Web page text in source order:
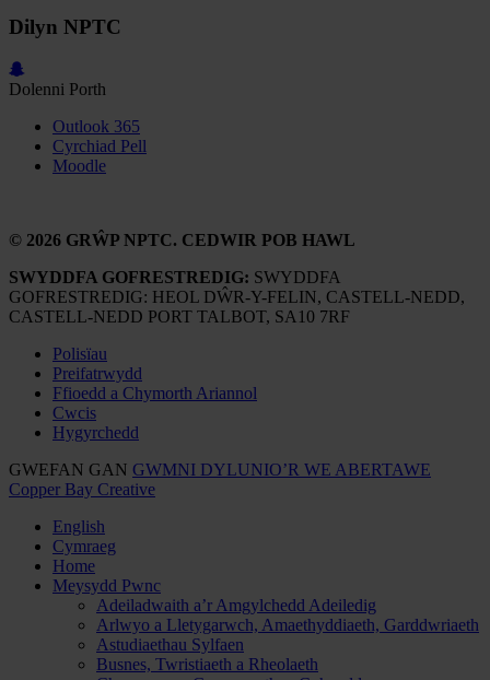
Dilyn NPTC
Dolenni Porth
Outlook 365
Cyrchiad Pell
Moodle
© 2026 GRŴP NPTC. CEDWIR POB HAWL
SWYDDFA GOFRESTREDIG: SWYDDFA
GOFRESTREDIG: HEOL DŴR-Y-FELIN, CASTELL-NEDD,
CASTELL-NEDD PORT TALBOT, SA10 7RF
Polisïau
Preifatrwydd
Ffioedd a Chymorth Ariannol
Cwcis
Hygyrchedd
GWEFAN GAN GWMNI DYLUNIO’R WE ABERTAWE
Copper Bay Creative
English
Cymraeg
Home
Meysydd Pwnc
Adeiladwaith a’r Amgylchedd Adeiledig
Arlwyo a Lletygarwch, Amaethyddiaeth, Garddwriaeth
Astudiaethau Sylfaen
Busnes, Twristiaeth a Rheolaeth